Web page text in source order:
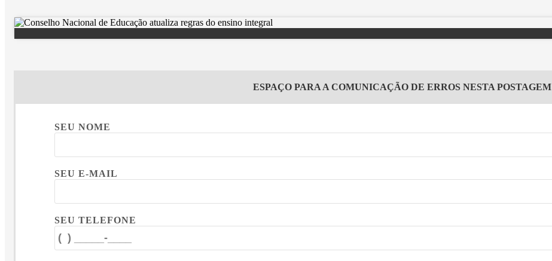
ESPAÇO PARA A COMUNICAÇÃO DE ERROS NESTA POSTAGEM
SEU NOME
SEU E-MAIL
SEU TELEFONE